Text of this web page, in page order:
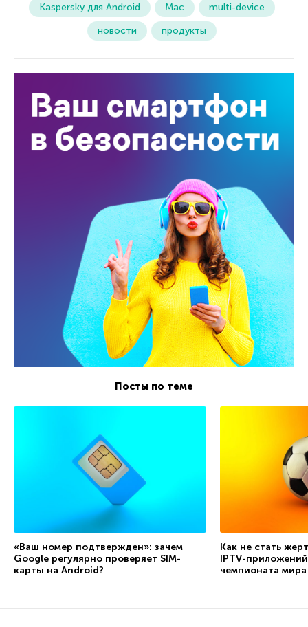
Kaspersky для Android
Mac
multi-device
новости
продукты
Посты по теме
«Ваш номер подтвержден»: зачем
Google регулярно проверяет SIM-
карты на Android?
Как не стать
IPTV-
чемпионата